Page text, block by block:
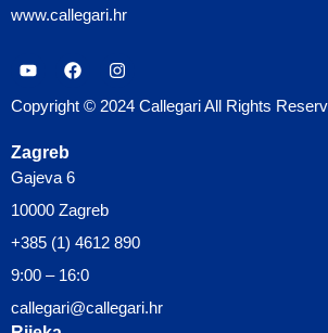
www.callegari.hr
Copyright © 2024 Callegari All Rights
Zagreb
Gajeva 6
10000 Zagreb
+385 (1) 4612 890
9:00 – 16:0
callegari@callegari.hr